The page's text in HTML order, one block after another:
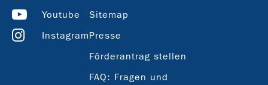
Youtube
Instagram
Sitemap
Presse
Förderantrag stellen
FAQ: Fragen und